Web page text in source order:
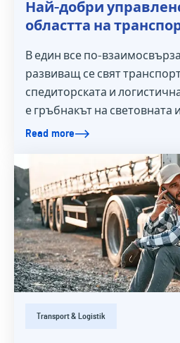
Най-добри
областта на
В един все по-
развиващ се свят
спедиторската и
е гръбнакът на световната
Read more
Transport & Logistik